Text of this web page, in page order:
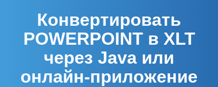
Конвертировать
POWERPOINT в XLT
через Java или
онлайн-приложение